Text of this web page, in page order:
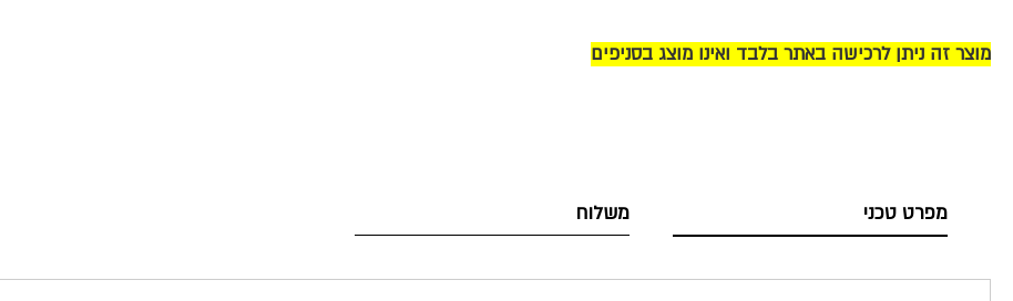
מוצר זה ניתן לרכישה באתר בלבד ואינו מוצג בסניפים
מפרט טכני משלוח